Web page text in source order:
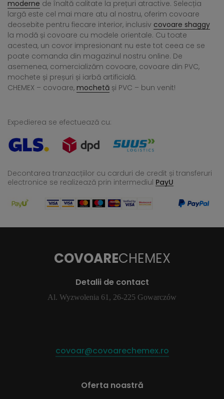
moderne de înaltă calitate la prețuri atractive. Selecția
largă este cel mai mare atu al nostru, oferim covoare
deosebite pentru fiecare interior, inclusiv covoare shaggy
la modă și covoare cu modele orientale. Cu toate
acestea, un covor impresionant nu este tot ceea ce se
poate comanda din magazinul nostru online. De
asemenea, comercializăm covoare, covoare din PVC,
mochete și preșuri și iarbă artificială.
CHEMEX – covoare, mochetă și PVC – bun venit!
Expedierea se efectuează cu:
Decontarea tranzacțiilor cu carduri de credit și transferuri
electronice se realizează prin intermediul PayU
COVOARECHEMEX
Detalii de contact
Al. Wyzwolenia 61, 26-225 Gowarczów
covoar@covoarechemex.ro
Oferta noastră